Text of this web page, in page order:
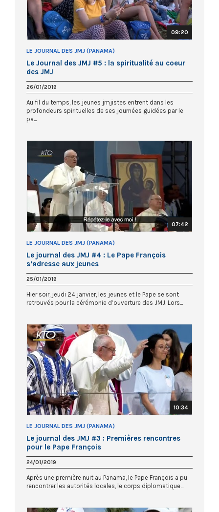
09:20
LE JOURNAL DES JMJ (PANAMA)
Le Journal des JMJ #5 : la spiritualité au coeur
des JMJ
26/01/2019
Au fil du temps, les jeunes jmjistes entrent dans les
profondeurs spirituelles de ses journées guidées par le
pa...
07:42
LE JOURNAL DES JMJ (PANAMA)
Le journal des JMJ #4 : Le Pape François
s’adresse aux jeunes
25/01/2019
Hier soir, jeudi 24 janvier, les jeunes et le Pape se sont
retrouvés pour la cérémonie d’ouverture des JMJ. Lors...
10:34
LE JOURNAL DES JMJ (PANAMA)
Le journal des JMJ #3 : Premières rencontres
pour le Pape François
24/01/2019
Après une première nuit au Panama, le Pape François a pu
rencontrer les autorités locales, le corps diplomatique...